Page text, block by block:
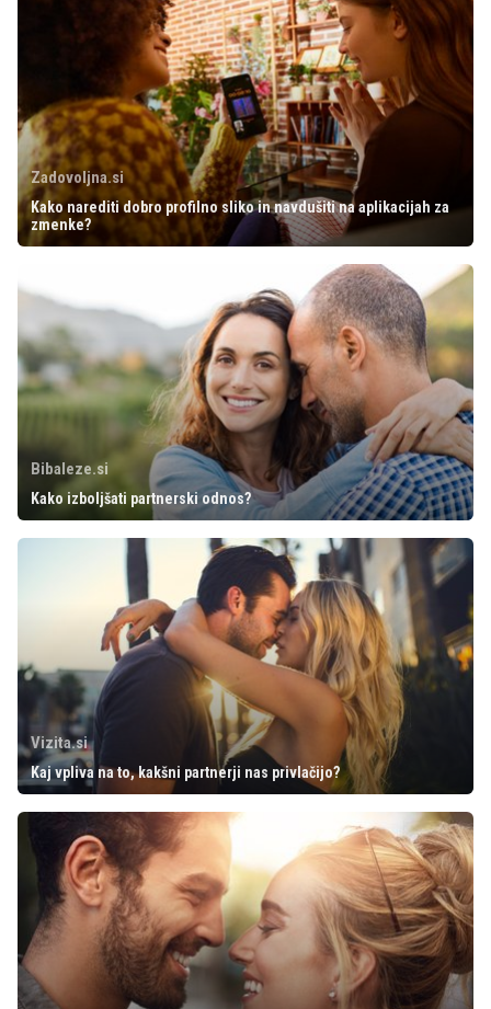
Zadovoljna.si
Kako narediti dobro profilno sliko in navdušiti na aplikacijah za
zmenke?
Bibaleze.si
Kako izboljšati partnerski odnos?
Vizita.si
Kaj vpliva na to, kakšni partnerji nas privlačijo?